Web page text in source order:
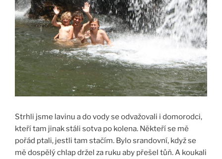
Strhli jsme lavinu a do vody se odvažovali i domorodci,
kteří tam jinak stáli sotva po kolena. Někteří se mě
pořád ptali, jestli tam stačím. Bylo srandovní, když se
mě dospělý chlap držel za ruku aby přešel tůň. A koukali